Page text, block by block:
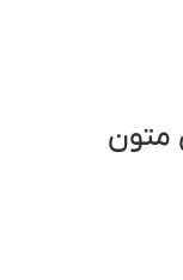
متون